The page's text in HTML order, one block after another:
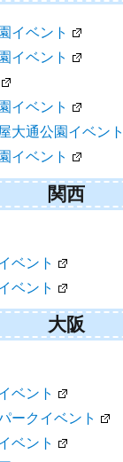
イベント
イベント
イベント
大通公園イベント
イベント
関西
ベント
ベント
大阪
ベント
ークイベント
ベント